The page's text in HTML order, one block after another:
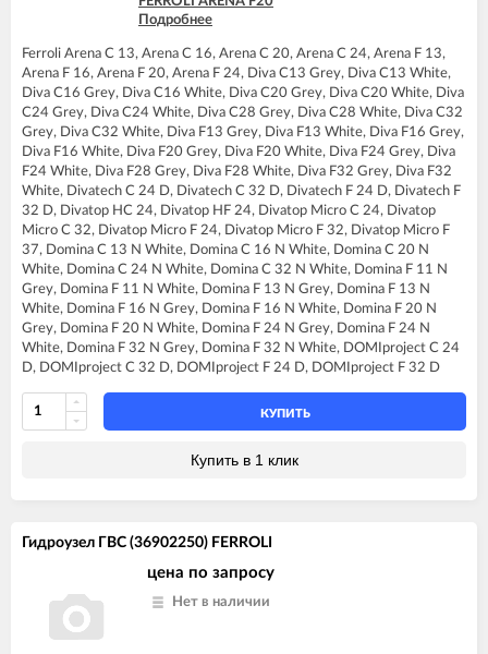
FERROLI DOMIproject F32 D
FERROLI DOMItech C24 D
FERROLI DOMItech C32
FERROLI DOMItech C32 D
FERROLI DOMItech F24
FERROLI DOMItech F24 D
FERROLI DOMItech F32
FERROLI DOMItech F32 D
FERROLI ARENA F24
FERROLI DIVA C16
FERROLI DIVA C20
FERROLI DIVA C24
FERROLI DIVA C28
FERROLI DIVA C32
FERROLI DIVA F13
FERROLI DIVA F16
FERROLI DIVA F20
FERROLI DIVA F24
FERROLI DIVA F28
FERROLI DIVA F32
FERROLI DIVA F37
FERROLI DIVA HC24
FERROLI DIVA HF24
FERROLI DIVA HF32
FERROLI DIVAproject F24
FERROLI DIVAtech C24 D
FERROLI DIVAtech C32 D
FERROLI DIVAtech D C24
FERROLI DIVAtech D C32
FERROLI DIVAtech D F24
FERROLI DIVAtech D F32
FERROLI DIVAtech F24 D
FERROLI DIVAtech F32 D
FERROLI DIVAtop HF24
Подробнее
Ferroli Arena C 13, Arena C 16, Arena C 20, Arena C 24, Arena F 13,
Arena F 16, Arena F 20, Arena F 24, Diva C13 Grey, Diva C13 White,
Diva C16 Grey, Diva C16 White, Diva C20 Grey, Diva C20 White, Diva
C24 Grey, Diva C24 White, Diva C28 Grey, Diva C28 White, Diva C32
Grey, Diva C32 White, Diva F13 Grey, Diva F13 White, Diva F16 Grey,
Diva F16 White, Diva F20 Grey, Diva F20 White, Diva F24 Grey, Diva
F24 White, Diva F28 Grey, Diva F28 White, Diva F32 Grey, Diva F32
White, Divatech C 24 D, Divatech C 32 D, Divatech F 24 D, Divatech F
32 D, Divatop HC 24, Divatop HF 24, Divatop Micro C 24, Divatop
Micro C 32, Divatop Micro F 24, Divatop Micro F 32, Divatop Micro F
37, Domina C 13 N White, Domina C 16 N White, Domina C 20 N
White, Domina C 24 N White, Domina C 32 N White, Domina F 11 N
Grey, Domina F 11 N White, Domina F 13 N Grey, Domina F 13 N
White, Domina F 16 N Grey, Domina F 16 N White, Domina F 20 N
Grey, Domina F 20 N White, Domina F 24 N Grey, Domina F 24 N
White, Domina F 32 N Grey, Domina F 32 N White, DOMIproject C 24
D, DOMIproject C 32 D, DOMIproject F 24 D, DOMIproject F 32 D
КУПИТЬ
Купить в 1 клик
Гидроузел ГВС (36902250) FERROLI
цена по запросу
Нет в наличии